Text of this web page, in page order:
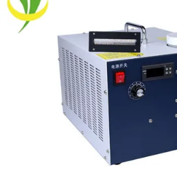
PLAN
PRIVACY